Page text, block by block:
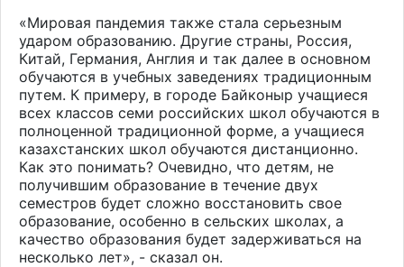
«Мировая пандемия также стала серьезным
ударом образованию. Другие страны, Россия,
Китай, Германия, Англия и так далее в основном
обучаются в учебных заведениях традиционным
путем. К примеру, в городе Байконыр учащиеся
всех классов семи российских школ обучаются в
полноценной традиционной форме, а учащиеся
казахстанских школ обучаются дистанционно.
Как это понимать? Очевидно, что детям, не
получившим образование в течение двух
семестров будет сложно восстановить свое
образование, особенно в сельских школах, а
качество образования будет задерживаться на
несколько лет», - сказал он.